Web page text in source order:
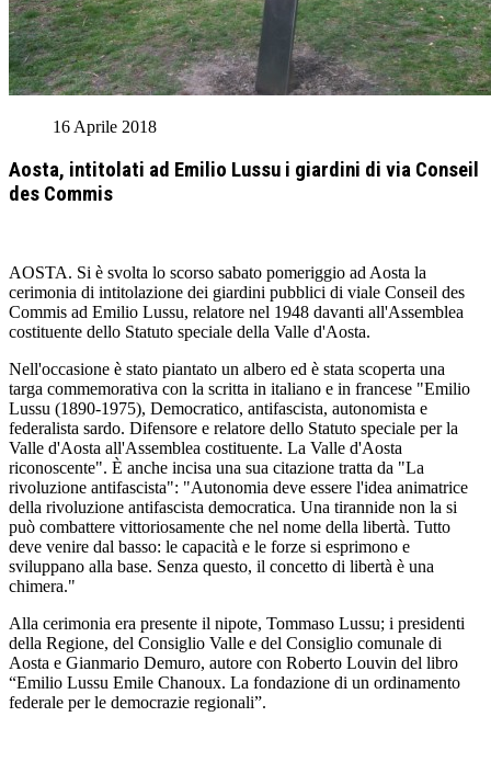
16 Aprile 2018
Aosta, intitolati ad Emilio Lussu i giardini di via Conseil
des Commis
AOSTA. Si è svolta lo scorso sabato pomeriggio ad Aosta la
cerimonia di intitolazione dei giardini pubblici di viale Conseil des
Commis ad Emilio Lussu, relatore nel 1948 davanti all'Assemblea
costituente dello Statuto speciale della Valle d'Aosta.
Nell'occasione è stato piantato un albero ed è stata scoperta una
targa commemorativa con la scritta in italiano e in francese "Emilio
Lussu (1890-1975), Democratico, antifascista, autonomista e
federalista sardo. Difensore e relatore dello Statuto speciale per la
Valle d'Aosta all'Assemblea costituente. La Valle d'Aosta
riconoscente". È anche incisa una sua citazione tratta da "La
rivoluzione antifascista": "Autonomia deve essere l'idea animatrice
della rivoluzione antifascista democratica. Una tirannide non la si
può combattere vittoriosamente che nel nome della libertà. Tutto
deve venire dal basso: le capacità e le forze si esprimono e
sviluppano alla base. Senza questo, il concetto di libertà è una
chimera."
Alla cerimonia era presente il nipote, Tommaso Lussu; i presidenti
della Regione, del Consiglio Valle e del Consiglio comunale di
Aosta e Gianmario Demuro, autore con Roberto Louvin del libro
“Emilio Lussu Emile Chanoux. La fondazione di un ordinamento
federale per le democrazie regionali”.